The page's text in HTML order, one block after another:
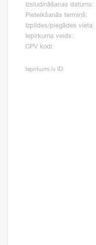
Izsludināšanas datums:
Pieteikšanās termiņš:
Izpildes/piegādes vieta:
Iepirkuma veids:
CPV kodi:
Iepirkumi.lv ID: